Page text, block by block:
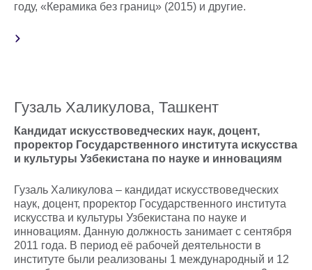
году, «Керамика без границ» (2015) и другие.
Гузаль Халикулова, Ташкент
Кандидат искусствоведческих наук, доцент,
проректор Государственного института искусства
и культуры Узбекистана по науке и инновациям
Гузаль Халикулова – кандидат искусствоведческих
наук, доцент, проректор Государственного института
искусства и культуры Узбекистана по науке и
инновациям. Данную должность занимает с сентября
2011 года. В период её рабочей деятельности в
институте были реализованы 1 международный и 12